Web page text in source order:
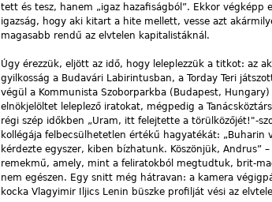
tett és tesz, hanem „igaz hazafiságból”. Ekkor végképp
igazság, hogy aki kitart a hite mellett, vesse azt
magasabb rendű az elvtelen kapitalistáknál.
Úgy érezzük, eljött az idő, hogy leleplezzük a titkot: az
gyilkosság a Budavári Labirintusban, a Torday Teri
végül a Kommunista Szoborparkba (Budapest,
elnökjelöltet leleplező iratokat, mégpedig a
régi szép időkben „Uram, itt felejtette a törülközőjét!"-
kollégája felbecsülhetetlen értékű hagyatékát:
kérdezte egyszer, kiben bízhatunk. Köszönjük, Andrus”
remekmű, amely, mint a feliratokból megtudtuk, brit-
nem egészen. Egy snitt még hátravan: a kamera
kocka Vlagyimir Iljics Lenin büszke profilját vési az